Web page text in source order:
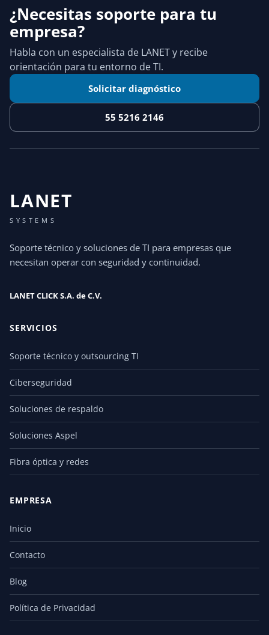
¿Necesitas soporte para tu
empresa?
Habla con un especialista de LANET y recibe
orientación para tu entorno de TI.
Solicitar diagnóstico
55 5216 2146
LANET
SYSTEMS
Soporte técnico y soluciones de TI para empresas que
necesitan operar con seguridad y continuidad.
LANET CLICK S.A. de C.V.
SERVICIOS
Soporte técnico y outsourcing TI
Ciberseguridad
Soluciones de respaldo
Soluciones Aspel
Fibra óptica y redes
EMPRESA
Inicio
Contacto
Blog
Política de Privacidad